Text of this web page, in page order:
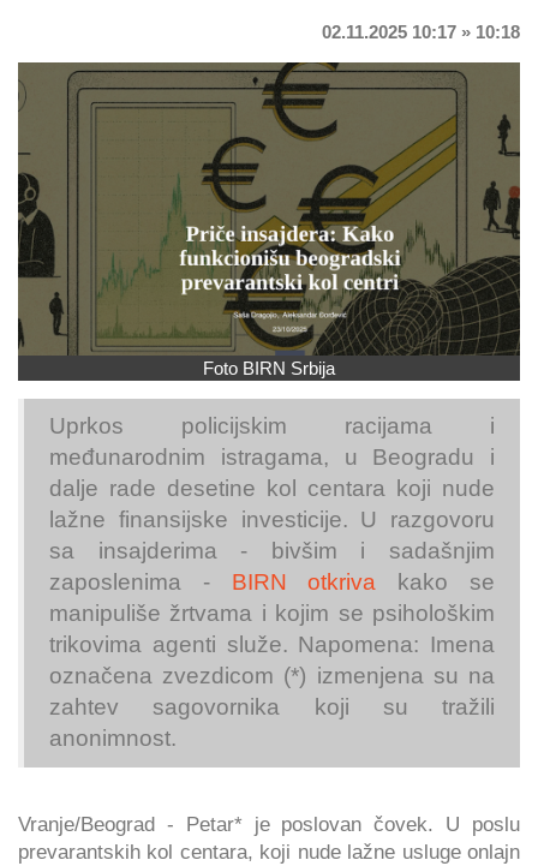
02.11.2025 10:17 » 10:18
Foto BIRN Srbija
Uprkos policijskim racijama i
međunarodnim istragama, u Beogradu i
dalje rade desetine kol centara koji nude
lažne finansijske investicije. U razgovoru
sa insajderima - bivšim i sadašnjim
zaposlenima - BIRN otkriva kako se
manipuliše žrtvama i kojim se psihološkim
trikovima agenti služe. Napomena: Imena
označena zvezdicom (*) izmenjena su na
zahtev sagovornika koji su tražili
anonimnost.
Vranje/Beograd - Petar* je poslovan čovek. U poslu
prevarantskih kol centara, koji nude lažne usluge onlajn